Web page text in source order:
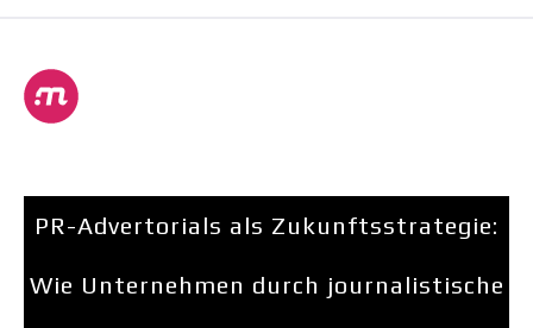
PR-Advertorials als Zukunftsstrategie:
Wie Unternehmen durch journalistische